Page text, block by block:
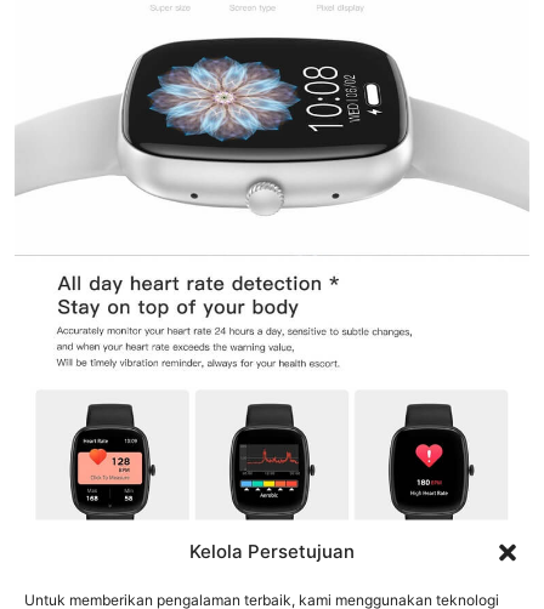
Kelola Persetujuan
Untuk memberikan pengalaman terbaik, kami menggunakan teknologi